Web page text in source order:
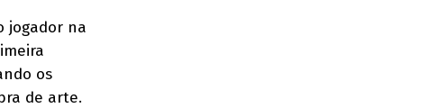
jogador na
os
de arte.